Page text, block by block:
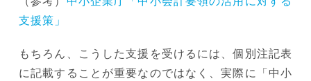
支援策」
もちろん、こうした支援を受けるには、個別注記表
に記載することが重要なのではなく、実際に「中小